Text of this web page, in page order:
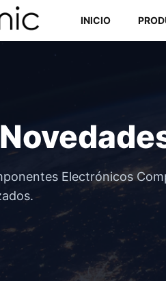
INICIO
Electrónicos